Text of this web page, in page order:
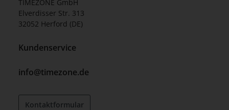
TIMEZONE GmbH
Elverdisser Str. 313
32052 Herford (DE)
Kundenservice
info@timezone.de
Kontaktformular